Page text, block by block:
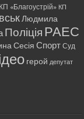
КП «Благоустрій» КП
Людмила
Поліція РАЕС
Сесія Спорт Суд
герой депутат